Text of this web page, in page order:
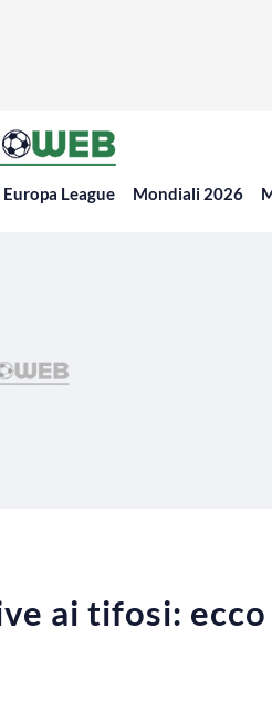
Europa League Mondiali 2026
ai tifosi: